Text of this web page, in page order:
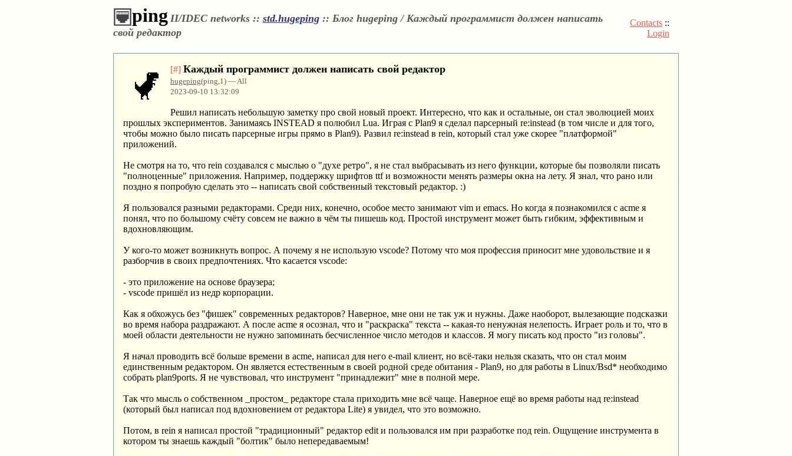
ping II/IDEC networks :: std.hugeping :: Блог hugeping / Каждый программист должен написать
свой редактор
Contacts ::
Login
[#] Каждый программист должен написать свой редактор
hugeping(ping,1) — All
2023-09-10 13:32:09
Решил написать небольшую заметку про свой новый проект. Интересно, что как и остальные, он стал эволюцией моих
прошлых экспериментов. Занимаясь INSTEAD я полюбил Lua. Играя с Plan9 я сделал парсерный re:instead (в том числе и для того,
чтобы можно было писать парсерные игры прямо в Plan9). Развил re:instead в rein, который стал уже скорее "платформой"
приложений.
Не смотря на то, что rein создавался с мыслью о "духе ретро", я не стал выбрасывать из него функции, которые бы позволяли писать
"полноценные" приложения. Например, поддержку шрифтов ttf и возможности менять размеры окна на лету. Я знал, что рано или
поздно я попробую сделать это -- написать свой собственный текстовый редактор. :)
Я пользовался разными редакторами. Среди них, конечно, особое место занимают vim и emacs. Но когда я познакомился с acme я
понял, что по большому счёту совсем не важно в чём ты пишешь код. Простой инструмент может быть гибким, эффективным и
вдохновляющим.
У кого-то может возникнуть вопрос. А почему я не использую vscode? Потому что моя профессия приносит мне удовольствие и я
разборчив в своих предпочтениях. Что касается vscode:
- это приложение на основе браузера;
- vscode пришёл из недр корпорации.
Как я обхожусь без "фишек" современных редакторов? Наверное, мне они не так уж и нужны. Даже наоборот, вылезающие подсказки
во время набора раздражают. А после acme я осознал, что и "раскраска" текста -- какая-то ненужная нелепость. Играет роль и то, что в
моей области деятельности не нужно запоминать бесчисленное число методов и классов. Я могу писать код просто "из головы".
Я начал проводить всё больше времени в acme, написал для него e-mail клиент, но всё-таки нельзя сказать, что он стал моим
единственным редактором. Он является естественным в своей родной среде обитания - Plan9, но для работы в Linux/Bsd* необходимо
собрать plan9ports. Я не чувствовал, что инструмент "принадлежит" мне в полной мере.
Так что мысль о собственном _простом_ редакторе стала приходить мне всё чаще. Наверное ещё во время работы над re:instead
(который был написал под вдохновением от редактора Lite) я увидел, что это возможно.
Потом, в rein я написал простой "традиционный" редактор edit и пользовался им при разработке под rein. Ощущение инструмента в
котором ты знаешь каждый "болтик" было непередаваемым!